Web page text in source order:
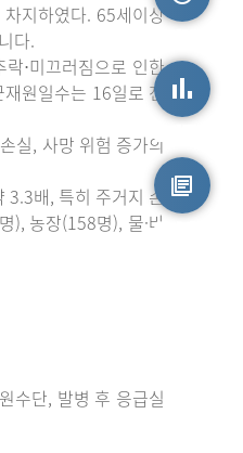
지하였다. 65세이상
다.
⋅미끄러짐으로 인한
원일수는 16일로 전
실, 사망 위험 증가의
배, 특히 주거지 손
), 농장(158명), 물·바
수단, 발병 후 응급실
원시자료